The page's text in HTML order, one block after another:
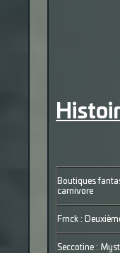
Boutiques
carnivore
Frnck :
Seccotine :